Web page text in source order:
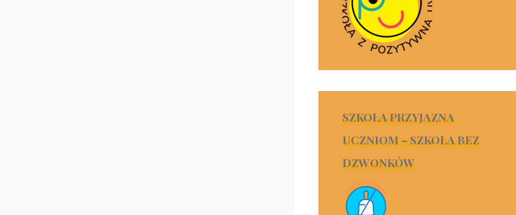
SZKOŁA PRZYJAZNA
UCZNIOM – SZKOŁA BEZ
DZWONKÓW